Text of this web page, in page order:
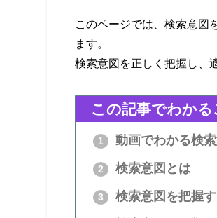
このページでは、検索意図
ます。
検索意図を正しく把握し、
この記事でわかる
1 動画でわかる検
2 検索意図とは
3 検索意図を把握